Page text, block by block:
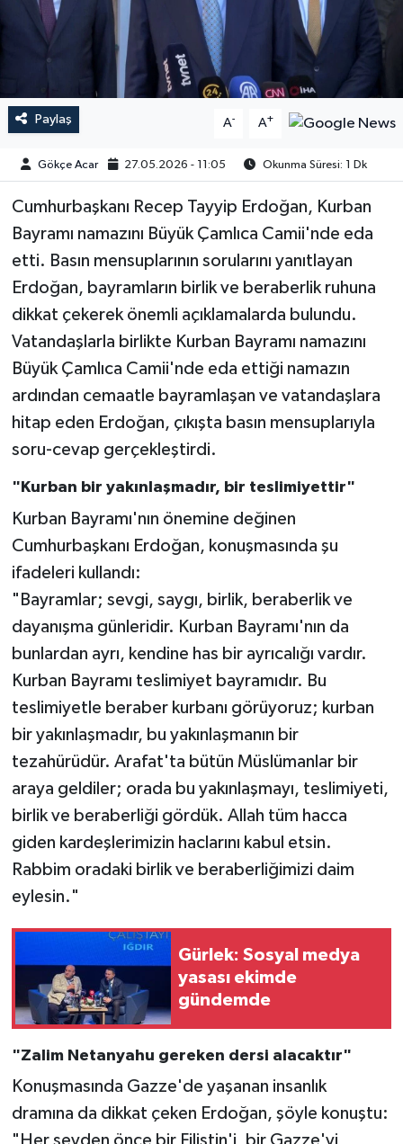
Paylaş A- A+
Gökçe Acar 27.05.2026 - 11:05 Okunma Süresi: 1 Dk
Cumhurbaşkanı Recep Tayyip Erdoğan, Kurban
Bayramı namazını Büyük Çamlıca Camii'nde eda
etti. Basın mensuplarının sorularını yanıtlayan
Erdoğan, bayramların birlik ve beraberlik ruhuna
dikkat çekerek önemli açıklamalarda bulundu.
Vatandaşlarla birlikte Kurban Bayramı namazını
Büyük Çamlıca Camii'nde eda ettiği namazın
ardından cemaatle bayramlaşan ve vatandaşlara
hitap eden Erdoğan, çıkışta basın mensuplarıyla
soru-cevap gerçekleştirdi.
"Kurban bir yakınlaşmadır, bir teslimiyettir"
Kurban Bayramı'nın önemine değinen
Cumhurbaşkanı Erdoğan, konuşmasında şu
ifadeleri kullandı:
"Bayramlar; sevgi, saygı, birlik, beraberlik ve
dayanışma günleridir. Kurban Bayramı'nın da
bunlardan ayrı, kendine has bir ayrıcalığı vardır.
Kurban Bayramı teslimiyet bayramıdır. Bu
teslimiyetle beraber kurbanı görüyoruz; kurban
bir yakınlaşmadır, bu yakınlaşmanın bir
tezahürüdür. Arafat'ta bütün Müslümanlar bir
araya geldiler; orada bu yakınlaşmayı, teslimiyeti,
birlik ve beraberliği gördük. Allah tüm hacca
giden kardeşlerimizin haclarını kabul etsin.
Rabbim oradaki birlik ve beraberliğimizi daim
eylesin."
Gürlek: Sosyal medya
yasası ekimde
gündemde
"Zalim Netanyahu gereken dersi alacaktır"
Konuşmasında Gazze'de yaşanan insanlık
dramına da dikkat çeken Erdoğan, şöyle konuştu: